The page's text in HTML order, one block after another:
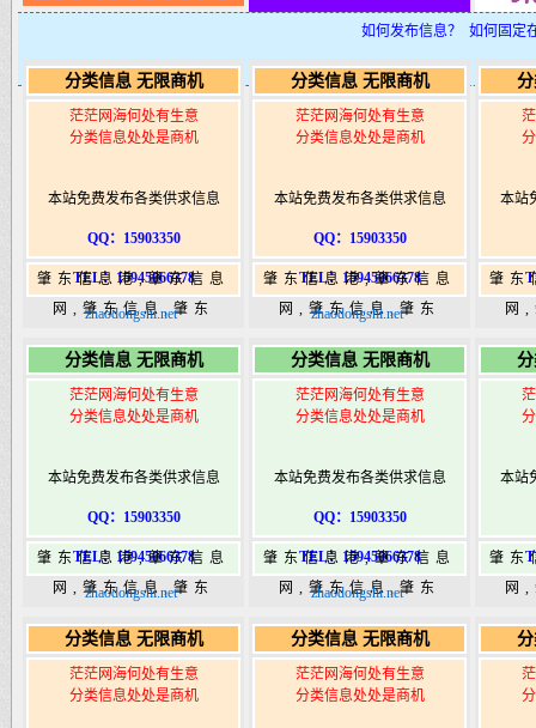
如何发布信息？ 如何固定
分类信息 无限商机
茫茫网海何处有生意
分类信息处处是商机
本站免费发布各类供求信息
QQ：15903350
TEL：15945066378
肇东信息港,肇东信息
网,肇东信息,肇东
港|www.zhaodongshi.com
zhaodongshi.net
分类信息 无限商机
茫茫网海何处有生意
分类信息处处是商机
本站免费发布各类供求信息
QQ：15903350
TEL：15945066378
肇东信息港,肇东信息
网,肇东信息,肇东
港|www.zhaodongshi.com
zhaodongshi.net
本站
肇东
网
港
分类信息 无限商机
茫茫网海何处有生意
分类信息处处是商机
本站免费发布各类供求信息
QQ：15903350
TEL：15945066378
肇东信息港,肇东信息
网,肇东信息,肇东
港|www.zhaodongshi.com
zhaodongshi.net
分类信息 无限商机
茫茫网海何处有生意
分类信息处处是商机
本站免费发布各类供求信息
QQ：15903350
TEL：15945066378
肇东信息港,肇东信息
网,肇东信息,肇东
港|www.zhaodongshi.com
zhaodongshi.net
本站
肇东
网
港
分类信息 无限商机
茫茫网海何处有生意
分类信息处处是商机
分类信息 无限商机
茫茫网海何处有生意
分类信息处处是商机